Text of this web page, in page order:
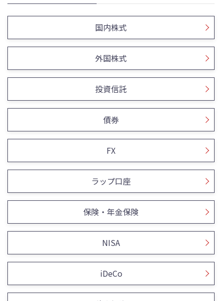
国内株式
外国株式
投資信託
債券
FX
ラップ口座
保険・年金保険
NISA
iDeCo